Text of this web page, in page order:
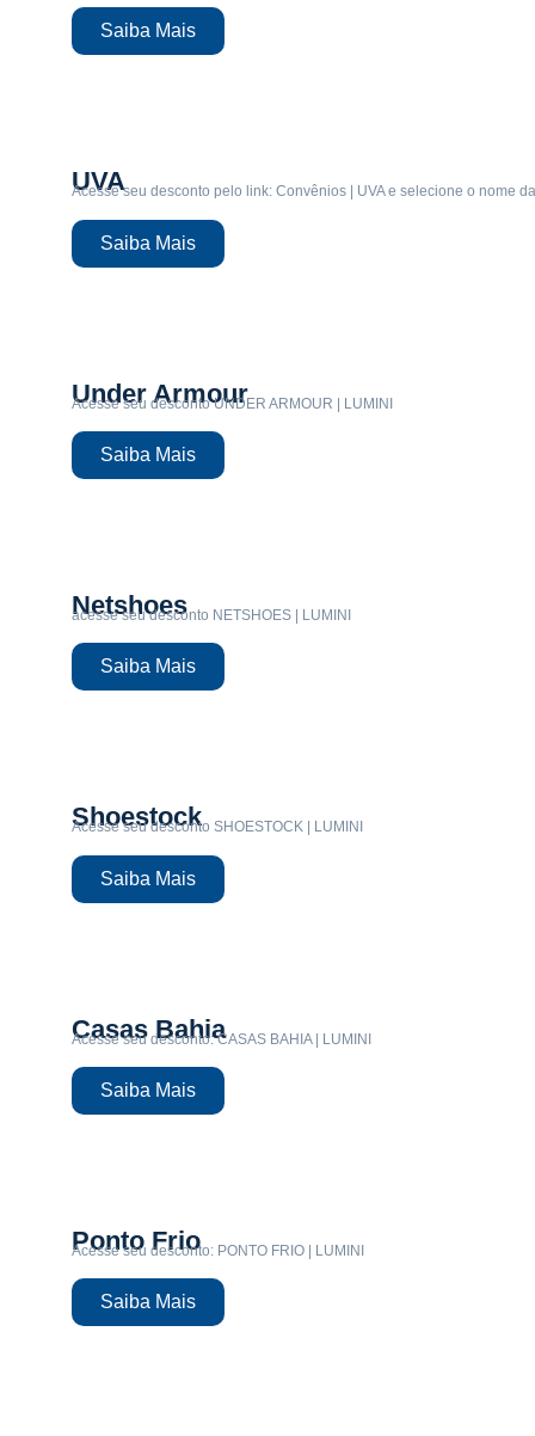
Saiba Mais
UVA
Acesse seu desconto pelo link: Convênios | UVA e selecione o nome
Saiba Mais
Under Armour
Acesse seu desconto UNDER ARMOUR | LUMINI
Saiba Mais
Netshoes
acesse seu desconto NETSHOES | LUMINI
Saiba Mais
Shoestock
Acesse seu desconto SHOESTOCK | LUMINI
Saiba Mais
Casas Bahia
Acesse seu desconto: CASAS BAHIA | LUMINI
Saiba Mais
Ponto Frio
Acesse seu desconto: PONTO FRIO | LUMINI
Saiba Mais